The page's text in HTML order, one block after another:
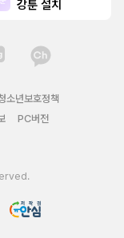
강툰 설치
소년보호정책
PC버전